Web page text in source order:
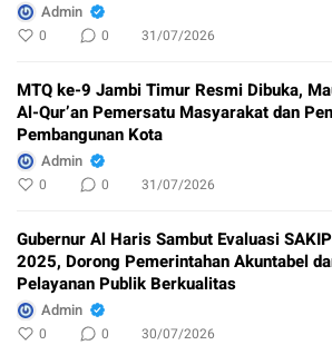
Admin
0 0 31/07/2026
MTQ ke-9 Jambi Timur Resmi Dibuka,
Al-Qur’an Pemersatu Masyarakat dan
Pembangunan Kota
Admin
0 0 31/07/2026
Gubernur Al Haris Sambut Evaluasi SAKIP
2025, Dorong Pemerintahan Akuntabel
Pelayanan Publik Berkualitas
Admin
0 0 30/07/2026